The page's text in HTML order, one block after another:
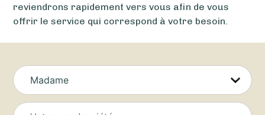
reviendrons rapidement vers vous afin de vous
offrir le service qui correspond à votre besoin.